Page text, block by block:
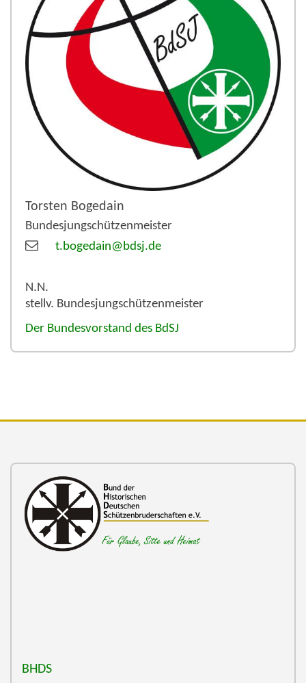
Torsten Bogedain
Bundesjungschützenmeister
t.bogedain@bdsj.de
N.N.
stellv. Bundesjungschützenmeister
Der Bundesvorstand des BdSJ
BHDS